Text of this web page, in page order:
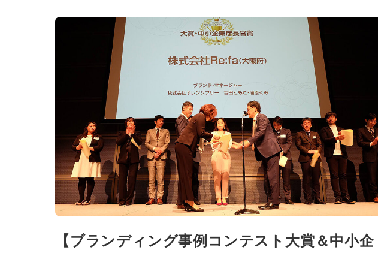
【ブランディング事例コンテスト大賞＆中小企